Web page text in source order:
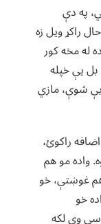
په دې
راکړ ویل زه
له مخه کور
یې خپله
شوې، مازي
راکوئ،
واده مو هم
غوښتې، خو
خو
وي لکه